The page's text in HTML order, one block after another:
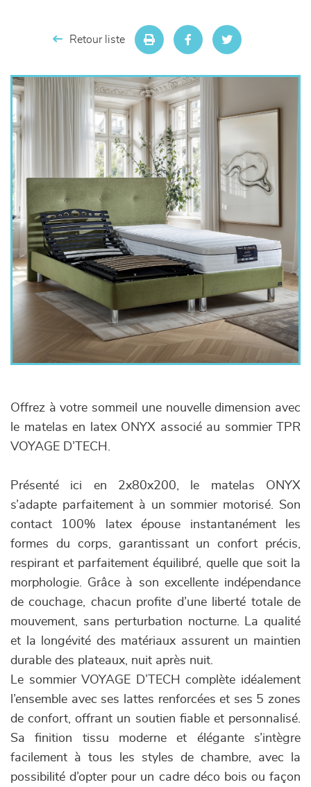
Retour liste
Offrez à votre sommeil une nouvelle dimension avec
le matelas en latex ONYX associé au sommier TPR
VOYAGE D’TECH.
Présenté ici en 2x80x200, le matelas ONYX
s’adapte parfaitement à un sommier motorisé. Son
contact 100% latex épouse instantanément les
formes du corps, garantissant un confort précis,
respirant et parfaitement équilibré, quelle que soit la
morphologie. Grâce à son excellente indépendance
de couchage, chacun profite d’une liberté totale de
mouvement, sans perturbation nocturne. La qualité
et la longévité des matériaux assurent un maintien
durable des plateaux, nuit après nuit.
Le sommier VOYAGE D’TECH complète idéalement
l’ensemble avec ses lattes renforcées et ses 5 zones
de confort, offrant un soutien fiable et personnalisé.
Sa finition tissu moderne et élégante s’intègre
facilement à tous les styles de chambre, avec la
possibilité d’opter pour un cadre déco bois ou façon